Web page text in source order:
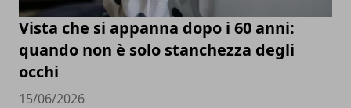
Vista che si appanna dopo i 60 anni:
quando non è solo stanchezza degli
occhi
15/06/2026